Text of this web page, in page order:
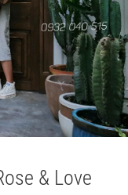
& Love